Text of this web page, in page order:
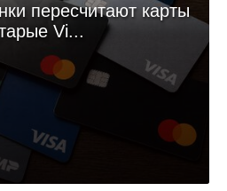
пересчитают карты
Vi...